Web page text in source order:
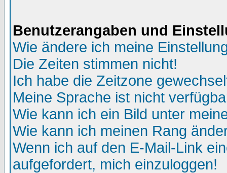
Benutzerangaben und
Wie ändere ich meine
Die Zeiten stimmen nicht!
Ich habe die Zeitzone
Meine Sprache ist nicht
Wie kann ich ein Bild unter
Wie kann ich meinen Rang
Wenn ich auf den E-Mail-Link
aufgefordert, mich einzuloggen!